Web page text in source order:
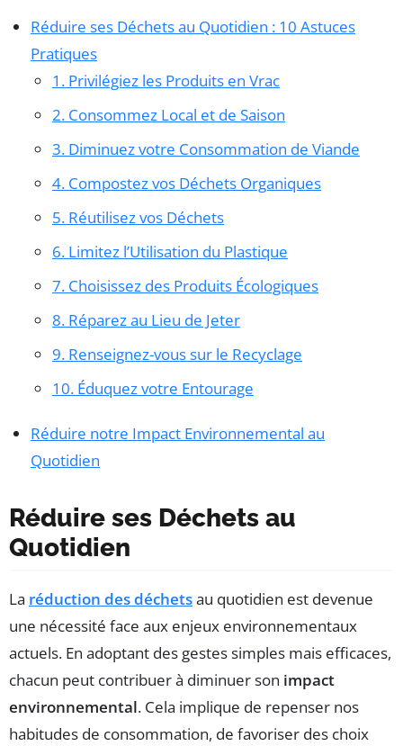
Réduire ses Déchets au Quotidien : 10 Astuces
Pratiques
1. Privilégiez les Produits en Vrac
2. Consommez Local et de Saison
3. Diminuez votre Consommation de Viande
4. Compostez vos Déchets Organiques
5. Réutilisez vos Déchets
6. Limitez l’Utilisation du Plastique
7. Choisissez des Produits Écologiques
8. Réparez au Lieu de Jeter
9. Renseignez-vous sur le Recyclage
10. Éduquez votre Entourage
Réduire notre Impact Environnemental au
Quotidien
Réduire ses Déchets au
Quotidien
La réduction des déchetsau quotidien est devenue
une nécessité face aux enjeux environnementaux
actuels. En adoptant des gestes simples mais efficaces,
chacun peut contribuer à diminuer son impact
environnemental. Cela implique de repenser nos
habitudes de consommation, de favoriser des choix